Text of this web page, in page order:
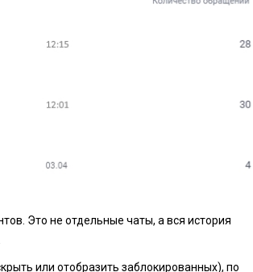
Это не отдельные чаты, а вся история
или отобразить заблокированных), по